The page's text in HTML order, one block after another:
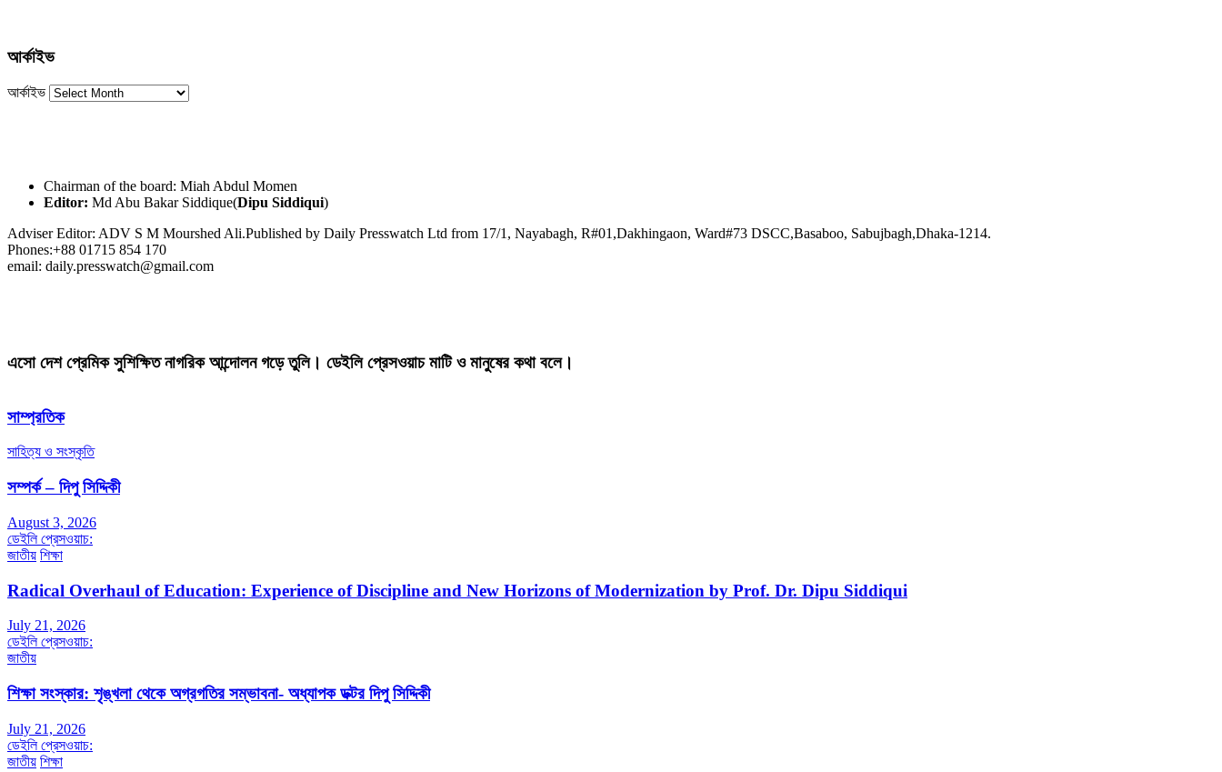
আর্কাইভ
আর্কাইভ
Chairman of the board: Miah Abdul Momen
Editor: Md Abu Bakar Siddique(Dipu Siddiqui)
Adviser Editor: ADV S M Mourshed Ali.Published by Daily Presswatch Ltd from 17/1, Nayabagh, R#01,Dakhingaon, Ward#73 DSCC,Basaboo, Sabujbagh,Dhaka-1214.
Phones:+88 01715 854 170
email: daily.presswatch@gmail.com
এসো দেশ প্রেমিক সুশিক্ষিত নাগরিক আন্দোলন গড়ে তুলি। ডেইলি প্রেসওয়াচ মাটি ও মানুষের কথা বলে।
সাম্প্রতিক
সাহিত্য ও সংস্কৃতি
সম্পর্ক – দিপু সিদ্দিকী
August 3, 2026
ডেইলি প্রেসওয়াচ:
জাতীয় শিক্ষা
Radical Overhaul of Education: Experience of Discipline and New Horizons of Modernization by Prof. Dr. Dipu Siddiqui
July 21, 2026
ডেইলি প্রেসওয়াচ:
জাতীয়
শিক্ষা সংস্কার: শৃঙ্খলা থেকে অগ্রগতির সম্ভাবনা- অধ্যাপক ডক্টর দিপু সিদ্দিকী
July 21, 2026
ডেইলি প্রেসওয়াচ:
জাতীয় শিক্ষা